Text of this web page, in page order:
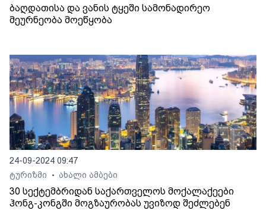
ბაღდათისა და ვანის ტყეში სამონადირეო
მეურნეობა მოეწყობა
24-09-2024 09:47
ტურიზმი
• ახალი ამბები
30 სექტემბრიდან საქართველოს მოქალაქეები
ჰონგ-კონგში მოგზაურობას უვიზოდ შეძლებენ